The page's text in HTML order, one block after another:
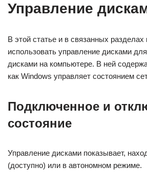
Управление
В этой статье и в связанных разделах
использовать управление дисками
дисками на компьютере. В ней
как Windows управляет состоянием
Подключенное и
состояние
Управление дисками показывает,
(доступно) или в автономном режиме.